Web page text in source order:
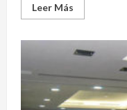
Leer Más
más
º
de
maestros
del
xató